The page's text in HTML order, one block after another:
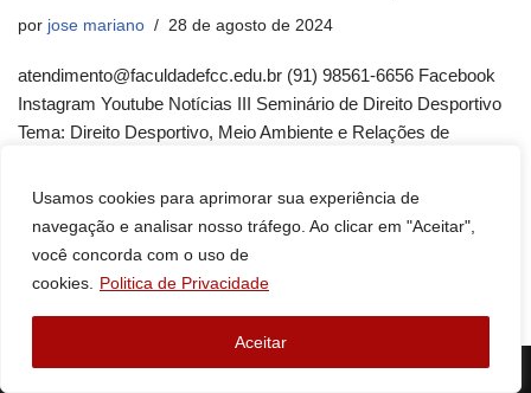
Usamos cookies para aprimorar sua experiência de
navegação e analisar nosso tráfego. Ao clicar em "Aceitar",
você concorda com o uso de
cookies.
Politica de Privacidade
Aceitar
por jose mariano 28 de agosto de 2024
atendimento@faculdadefcc.edu.br (91) 98561-6656 Facebook
Instagram Youtube Notícias III Seminário de Direito Desportivo
Tema: Direito Desportivo, Meio Ambiente e Relações de
Neve| Movido aWordPress